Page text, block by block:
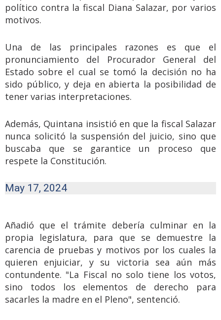
político contra la fiscal Diana Salazar, por varios
motivos.
Una de las principales razones es que el
pronunciamiento del Procurador General del
Estado sobre el cual se tomó la decisión no ha
sido público, y deja en abierta la posibilidad de
tener varias interpretaciones.
Además, Quintana insistió en que la fiscal Salazar
nunca solicitó la suspensión del juicio, sino que
buscaba que se garantice un proceso que
respete la Constitución.
May 17, 2024
Añadió que el trámite debería culminar en la
propia legislatura, para que se demuestre la
carencia de pruebas y motivos por los cuales la
quieren enjuiciar, y su victoria sea aún más
contundente. "La Fiscal no solo tiene los votos,
sino todos los elementos de derecho para
sacarles la madre en el Pleno", sentenció.